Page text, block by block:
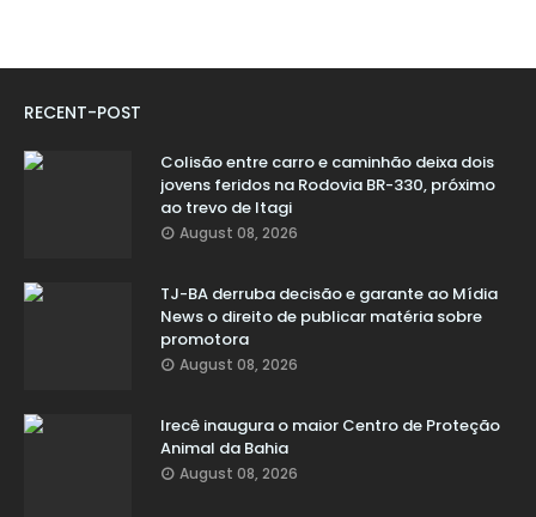
RECENT-POST
Colisão entre carro e caminhão deixa dois
jovens feridos na Rodovia BR-330, próximo
ao trevo de Itagi
August 08, 2026
TJ-BA derruba decisão e garante ao Mídia
News o direito de publicar matéria sobre
promotora
August 08, 2026
Irecê inaugura o maior Centro de Proteção
Animal da Bahia
August 08, 2026